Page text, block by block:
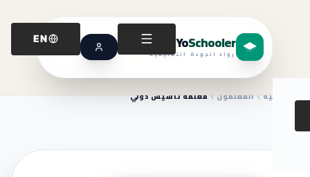
YoSchooler
رواد الجودة التعليمية
EN
الرئيسية المعلمون معلمة تأسيس دولي